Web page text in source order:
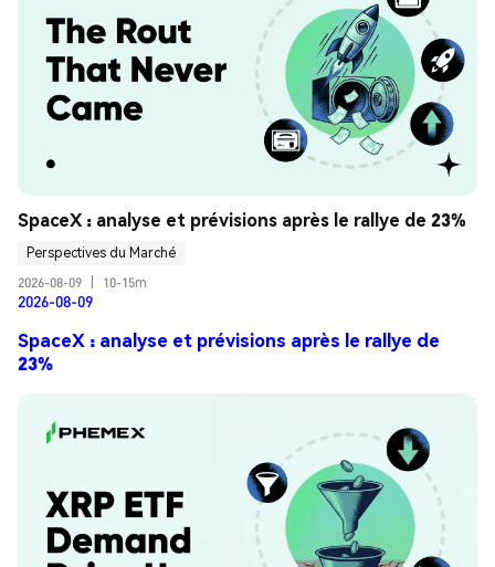
SpaceX : analyse et prévisions après le rallye de 23%
Perspectives du Marché
2026-08-09
10-15m
2026-08-09
SpaceX : analyse et prévisions après le rallye de
23%